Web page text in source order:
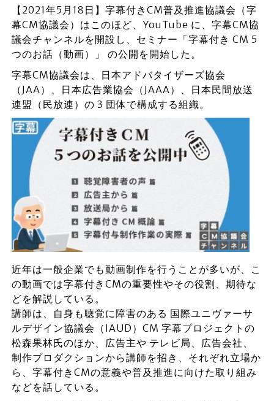
【2021年5月18日】字幕付きCM普及推進協議会（字
幕CM協議会）はこのほど、YouTube に、字幕CM協
議会チャンネルを開設し、セミナー「字幕付き CM 5
つのお話（動画）」 の公開を開始した。
字幕CM協議会は、日本アドバタイザーズ協会
（JAA）、日本広告業協会（JAAA）、日本民間放送
連盟（民放連）の 3 団体で構成する組織。
近年は一般企業でも動画制作を行うことが多いが、こ
の動画では字幕付きCMの重要性やその役割、期待な
どを解説している。
講師は、自身も聴覚に障害のある 国際ユニヴァーサ
ルデザイン協議会（IAUD）CM 字幕プロジェクトの
松森果林氏のほか、広告主や テレビ局、広告会社、
制作プロダクションから講師を招き、それぞれ立場か
ら、字幕付きCMの意義や普及推進に向けた取り組み
などを話している。